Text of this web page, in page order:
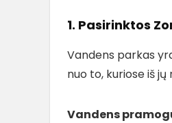
1. Pasirinktos
Vandens parkas
nuo to, kuriose iš
Vandens